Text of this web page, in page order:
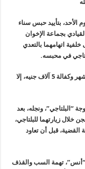
الأحد، بتأييد حبس سناء
بجماعة الإخوان
اتهامهما بالتعدي
في محبسه.
وكانت محكمة جنح أول درجة، قضت بحبسهما 6 أشهر وكفالة 5 آلاف جنيه، إلا
“البلتاجي”، ونجله، بعد
زيارتهما للبلتاجي،
آلاف جنيه على ذمة القضية، قبل أن تعاود
“أنس”، تهمة السب والقذف